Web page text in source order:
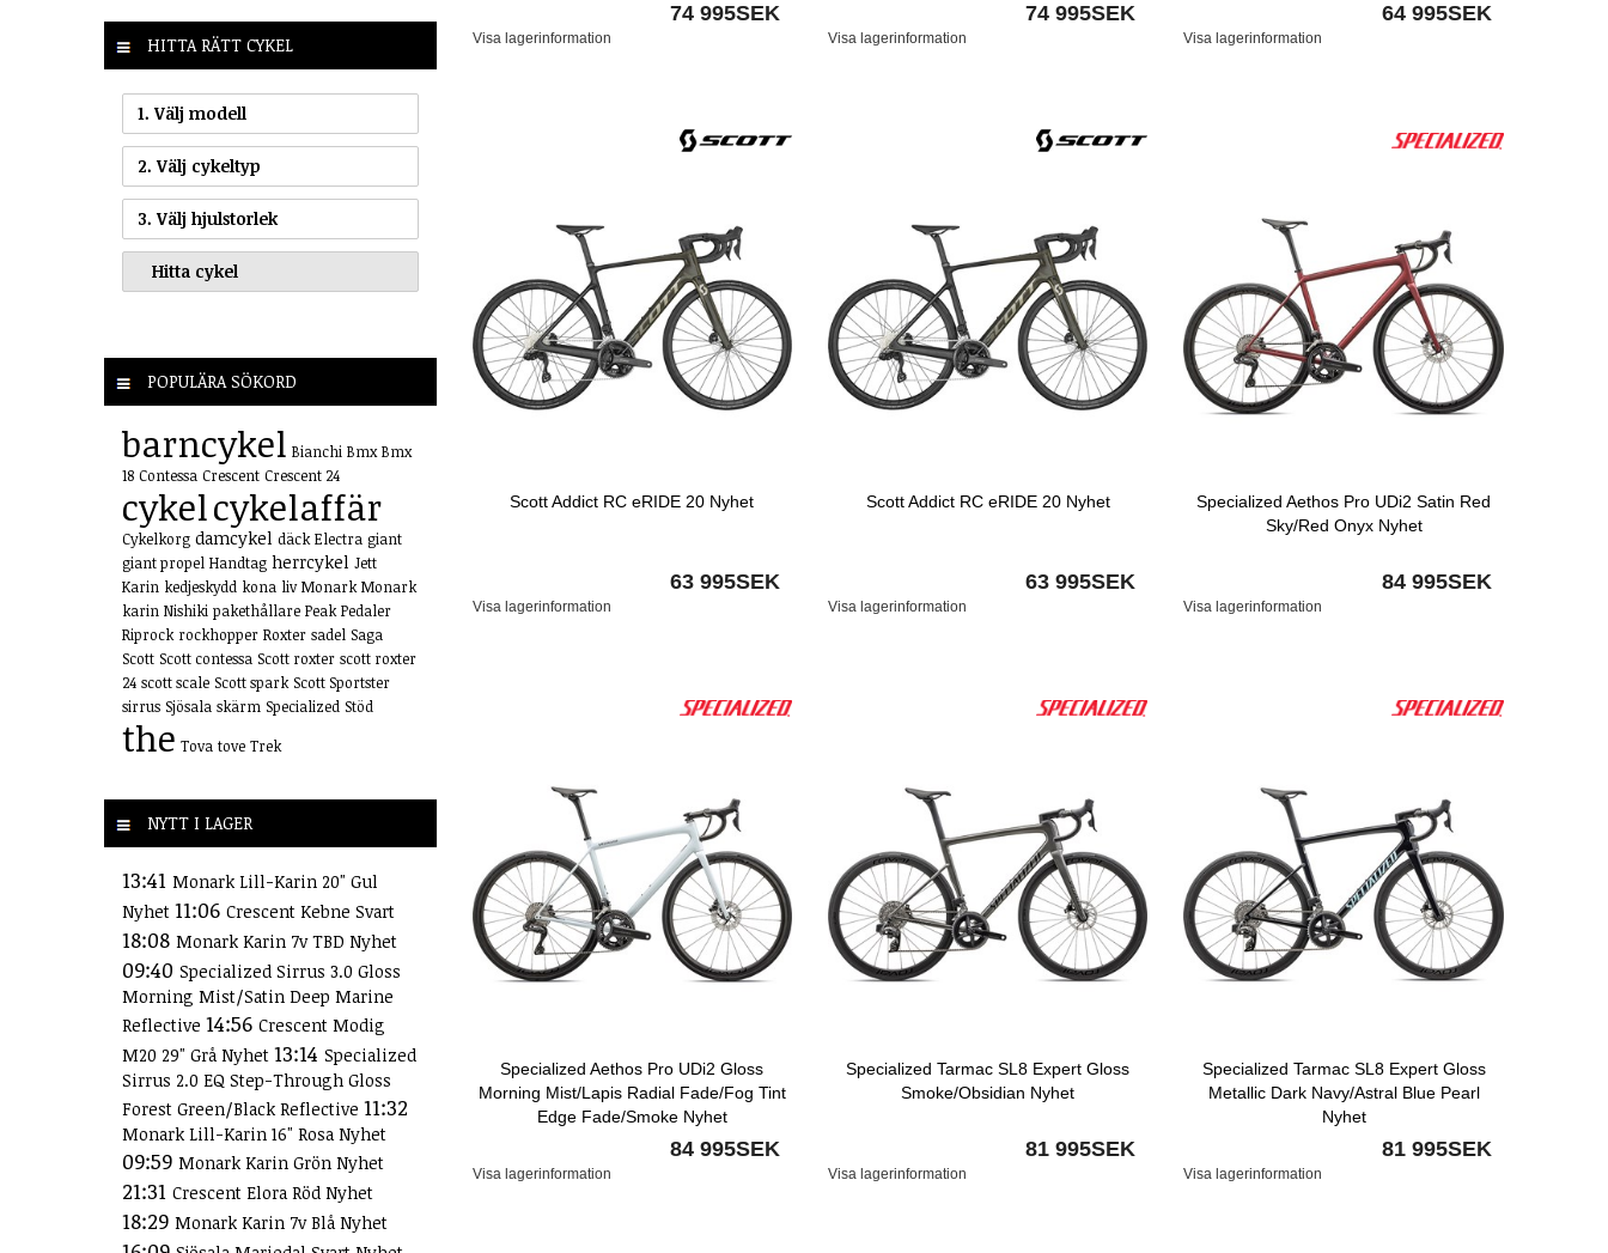
HITTA RÄTT CYKEL
1. Välj modell
2. Välj cykeltyp
3. Välj hjulstorlek
POPULÄRA SÖKORD
barncykel Bianchi Bmx Bmx
18 Contessa Crescent Crescent 24
cykelcykelaffär
Cykelkorg damcykel däck Electra giant
giant propel Handtag herrcykel Jett
Karin kedjeskydd kona liv Monark Monark
karin Nishiki pakethållare Peak Pedaler
Riprock rockhopper Roxter sadel Saga
Scott Scott contessa Scott roxter scott roxter
24 scott scale Scott spark Scott Sportster
sirrus Sjösala skärm Specialized Stöd
the Tova tove Trek
NYTT I LAGER
13:41 Monark Lill-Karin 20" Gul
Nyhet 11:06 Crescent Kebne Svart
18:08 Monark Karin 7v TBD Nyhet
09:40 Specialized Sirrus 3.0 Gloss
Morning Mist/Satin Deep Marine
Reflective 14:56 Crescent Modig
M20 29" Grå Nyhet 13:14 Specialized
Sirrus 2.0 EQ Step-Through Gloss
Forest Green/Black Reflective 11:32
Monark Lill-Karin 16" Rosa Nyhet
09:59 Monark Karin Grön Nyhet
21:31 Crescent Elora Röd Nyhet
18:29 Monark Karin 7v Blå Nyhet
74 995SEK
Visa lagerinformation
74 995SEK
Visa lagerinformation
64 995SEK
Visa lagerinformation
Scott Addict RC eRIDE 20 Nyhet
63 995SEK
Visa lagerinformation
Scott Addict RC eRIDE 20 Nyhet
63 995SEK
Visa lagerinformation
Specialized Aethos Pro UDi2 Satin Red
Sky/Red Onyx Nyhet
84 995SEK
Visa lagerinformation
Specialized Aethos Pro UDi2 Gloss
Morning Mist/Lapis Radial Fade/Fog Tint
Edge Fade/Smoke Nyhet
84 995SEK
Visa lagerinformation
Specialized Tarmac SL8 Expert Gloss
Smoke/Obsidian Nyhet
81 995SEK
Visa lagerinformation
Specialized Tarmac SL8 Expert Gloss
Metallic Dark Navy/Astral Blue Pearl
Nyhet
81 995SEK
Visa lagerinformation